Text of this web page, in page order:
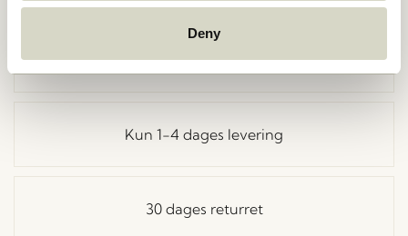
Deny
Fri fragt ved køb over499 DKK*
Kun 1-4 dages levering
30 dages returret